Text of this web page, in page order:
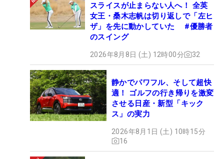
スライスが止まらない人へ！ 全英
女王・桑木志帆は切り返しで「左ヒ
ザ」を先に動かしていた #優勝者
のスイング
2026年8月8日 (土) 12時00分 32
静かでパワフル、そして超快
適！ ゴルフの行き帰りを激変
させる日産・新型「キック
ス」の実力
2026年8月1日 (土) 10時15分
16